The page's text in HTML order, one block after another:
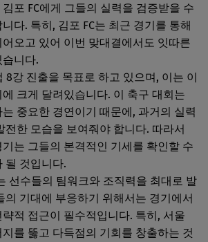
포 FC에게 그들의 실력을 검증받을 수
다. 특히, 김포 FC는 최근 경기를 통해
오고 있어 이번 맞대결에서도 잇따른
니다.
8강 진출을 목표로 하고 있으며, 이는 이
크게 달려있습니다. 이 축구 대회는
중요한 경연이기 때문에, 과거의 실력
전한 모습을 보여줘야 합니다. 따라서
는 그들의 본격적인 기세를 확인할 수
될 것입니다.
선수들의 팀워크와 조직력을 최대로 발
의 기대에 부응하기 위해서는 경기에서
적 접근이 필수적입니다. 특히, 서울
를 뚫고 다득점의 기회를 창출하는 것